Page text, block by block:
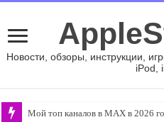
Новости, обзоры, инструкции,
iPod,
Мой топ каналов в MAX в 2026